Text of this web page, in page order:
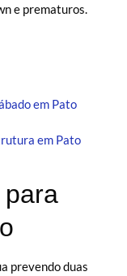
e prematuros.
em Pato
em Pato
prevendo duas